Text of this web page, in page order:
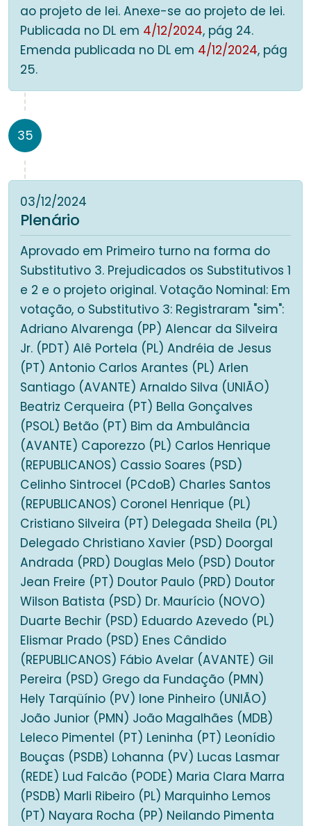
ao projeto de lei. Anexe-se ao projeto de lei.
Publicada no DL em 4/12/2024, pág 24.
Emenda publicada no DL em 4/12/2024, pág
25.
35
03/12/2024
Plenário
Aprovado em Primeiro turno na forma do
Substitutivo 3. Prejudicados os Substitutivos 1
e 2 e o projeto original. Votação Nominal: Em
votação, o Substitutivo 3: Registraram "sim":
Adriano Alvarenga (PP) Alencar da Silveira
Jr. (PDT) Alê Portela (PL) Andréia de Jesus
(PT) Antonio Carlos Arantes (PL) Arlen
Santiago (AVANTE) Arnaldo Silva (UNIÃO)
Beatriz Cerqueira (PT) Bella Gonçalves
(PSOL) Betão (PT) Bim da Ambulância
(AVANTE) Caporezzo (PL) Carlos Henrique
(REPUBLICANOS) Cassio Soares (PSD)
Celinho Sintrocel (PCdoB) Charles Santos
(REPUBLICANOS) Coronel Henrique (PL)
Cristiano Silveira (PT) Delegada Sheila (PL)
Delegado Christiano Xavier (PSD) Doorgal
Andrada (PRD) Douglas Melo (PSD) Doutor
Jean Freire (PT) Doutor Paulo (PRD) Doutor
Wilson Batista (PSD) Dr. Maurício (NOVO)
Duarte Bechir (PSD) Eduardo Azevedo (PL)
Elismar Prado (PSD) Enes Cândido
(REPUBLICANOS) Fábio Avelar (AVANTE) Gil
Pereira (PSD) Grego da Fundação (PMN)
Hely Tarqüínio (PV) Ione Pinheiro (UNIÃO)
João Junior (PMN) João Magalhães (MDB)
Leleco Pimentel (PT) Leninha (PT) Leonídio
Bouças (PSDB) Lohanna (PV) Lucas Lasmar
(REDE) Lud Falcão (PODE) Maria Clara Marra
(PSDB) Marli Ribeiro (PL) Marquinho Lemos
(PT) Nayara Rocha (PP) Neilando Pimenta